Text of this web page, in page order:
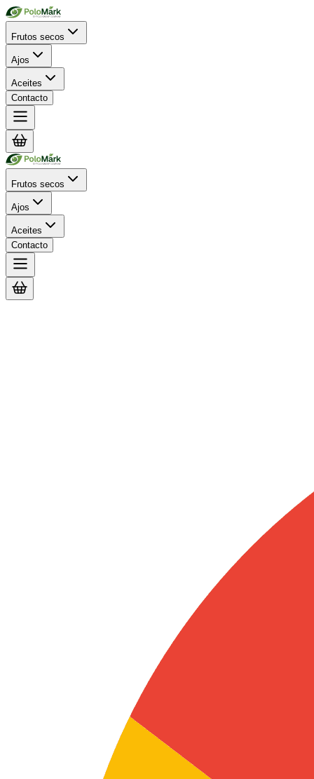
Frutos secos
Ajos
Aceites
Contacto
Frutos secos
Ajos
Aceites
Contacto